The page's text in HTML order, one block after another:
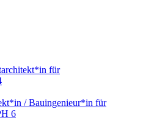
für
/ Bauingenieur*in für
6